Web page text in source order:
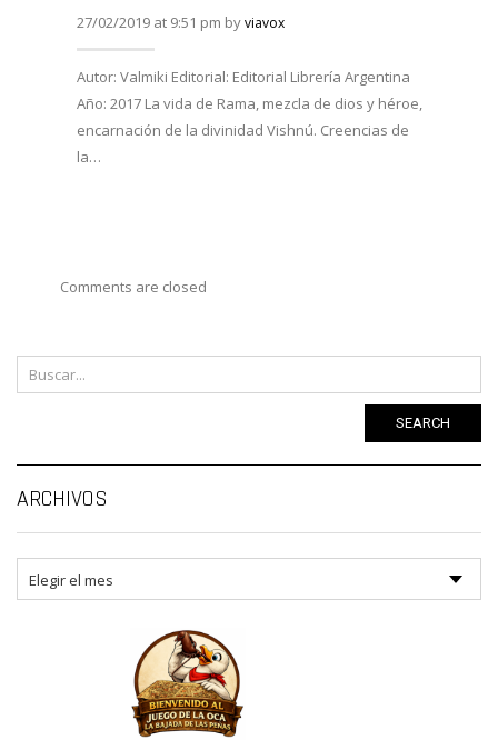
27/02/2019 at 9:51 pm byviavox
Autor: Valmiki Editorial: Editorial Librería Argentina
Año: 2017 La vida de Rama, mezcla de dios y héroe,
encarnación de la divinidad Vishnú. Creencias de
la…
Comments are closed
SEARCH
ARCHIVOS